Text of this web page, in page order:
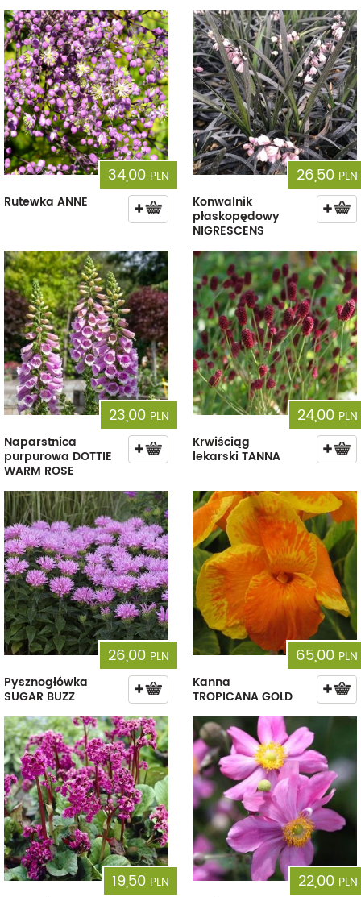
34,00 PLN
Rutewka ANNE
26,50 PLN
Konwalnik
płaskopędowy
NIGRESCENS
23,00 PLN
Naparstnica
purpurowa DOTTIE
WARM ROSE
24,00 PLN
Krwiściąg
lekarski TANNA
26,00 PLN
Pysznogłówka
SUGAR BUZZ
65,00 PLN
Kanna
TROPICANA GOLD
19,50 PLN
22,00 PLN